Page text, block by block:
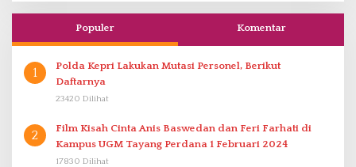
Populer Komentar
1
Polda Kepri Lakukan Mutasi Personel, Berikut
Daftarnya
23420 Dilihat
2
Film Kisah Cinta Anis Baswedan dan Feri Farhati di
Kampus UGM Tayang Perdana 1 Februari 2024
17830 Dilihat